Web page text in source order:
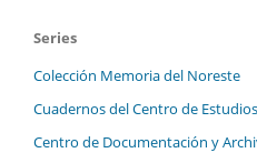
Series
Colección Memoria del Noreste
Cuadernos del Centro de
Centro de Documentación y